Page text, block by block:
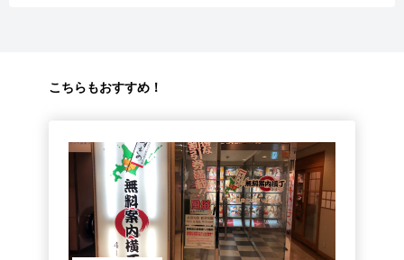
こちらもおすすめ！